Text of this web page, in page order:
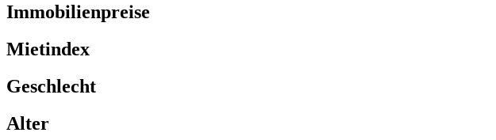
Immobilienpreise
Mietindex
Geschlecht
Alter